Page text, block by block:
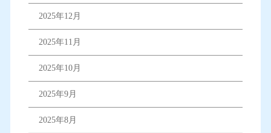
2025年12月
2025年11月
2025年10月
2025年9月
2025年8月